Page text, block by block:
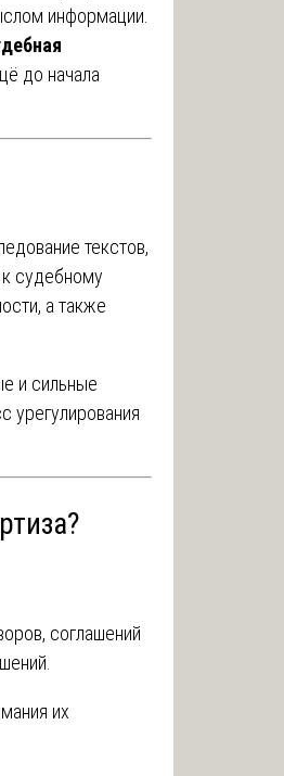
информации.
до начала
текстов,
судебному
а также
и сильные
урегулирования
соглашений
их